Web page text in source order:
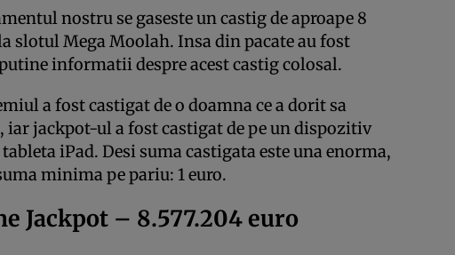
nostru se gaseste un castig de aproape 8
slotul Mega Moolah. Insa din pacate au fost
informatii despre acest castig colosal.
a fost castigat de o doamna ce a dorit sa
iar jackpot-ul a fost castigat de pe un dispozitiv
iPad. Desi suma castigata este una enorma,
minima pe pariu: 1 euro.
Jackpot – 8.577.204 euro